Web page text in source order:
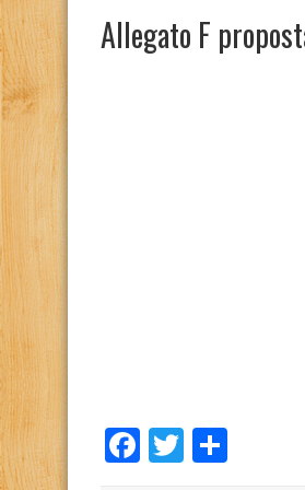
Allegato F
Facebook
Twitter